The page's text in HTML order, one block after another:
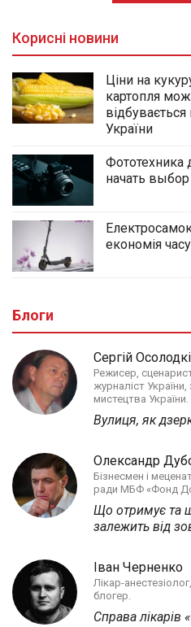
Корисні новини
Ціни на
картопля
України
Фототехника
начать
економія
Блоги
Сергій
Режисер,
журналіст
мистецтва
Вулиця, як
Олександр
Бізнесмен і
ради МБФ «Фонд
Що отримує та
залежить від
Іван Черненко
Лікар-
блогер.
Справа лікарів